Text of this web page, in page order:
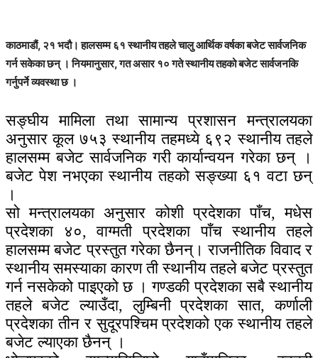
काठमाडौं, २१ भदौ। हालसम्म ६१ स्थानीय तहले चालु आर्थिक वर्षका बजेट सार्वजनिक
गर्न सकेका छन् । नियमानुसार, गत असार १० गते स्थानीय तहको बजेट सार्वजनकि
गर्नुपर्ने व्यवस्था छ ।
सङ्घीय मामिला तथा सामान्य प्रशासन मन्त्रालयका
अनुसार कूल ७५३ स्थानीय तहमध्ये ६९२ स्थानीय तहले
हालसम्म बजेट सार्वजनिक गरी कार्यान्वयन गरेका छन् ।
बजेट पेश नभएका स्थानीय तहको सङ्ख्या ६१ वटा छन्
।
सो मन्त्रालयका अनुसार कोशी प्रदेशका पाँच, मधेस
प्रदेशका ४०, वाग्मती प्रदेशका पाँच स्थानीय तहले
हालसम्म बजेट प्रस्तुत गरेका छैनन्। राजनीतिक विवाद र
स्थानीय समस्याका कारण ती स्थानीय तहले बजेट प्रस्तुत
गर्न नसकेको पाइएको छ । गण्डकी प्रदेशका सबै स्थानीय
तहले बजेट ल्याउँदा, लुम्बिनी प्रदेशका सात, कर्णाली
प्रदेशका तीन र सुदूरपश्चिम प्रदेशको एक स्थानीय तहले
बजेट ल्याएका छैनन् ।